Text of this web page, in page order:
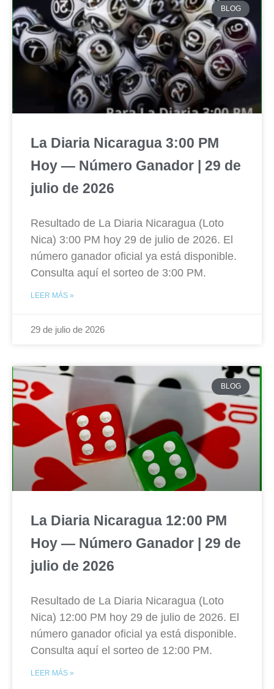
BLOG
La Diaria Nicaragua 3:00 PM
Hoy — Número Ganador | 29 de
julio de 2026
Resultado de La Diaria Nicaragua (Loto
Nica) 3:00 PM hoy 29 de julio de 2026. El
número ganador oficial ya está disponible.
Consulta aquí el sorteo de 3:00 PM.
LEER MÁS »
29 de julio de 2026
BLOG
La Diaria Nicaragua 12:00 PM
Hoy — Número Ganador | 29 de
julio de 2026
Resultado de La Diaria Nicaragua (Loto
Nica) 12:00 PM hoy 29 de julio de 2026. El
número ganador oficial ya está disponible.
Consulta aquí el sorteo de 12:00 PM.
LEER MÁS »